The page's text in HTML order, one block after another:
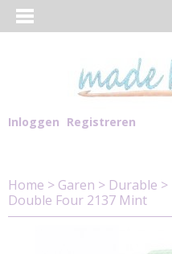
Inloggen Registreren
Home > Garen > Durable >
Double Four 2137 Mint